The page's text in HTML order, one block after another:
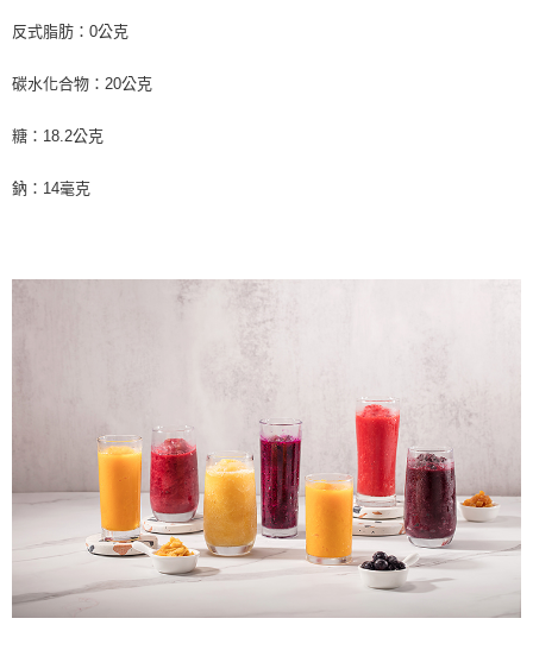
反式脂肪：0公克
碳水化合物：20公克
糖：18.2公克
鈉：14毫克